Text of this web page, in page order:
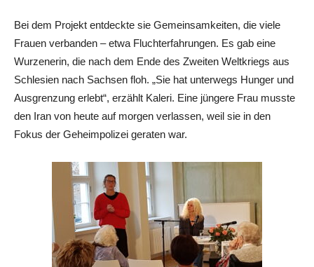
Bei dem Projekt entdeckte sie Gemeinsamkeiten, die viele
Frauen verbanden – etwa Fluchterfahrungen. Es gab eine
Wurzenerin, die nach dem Ende des Zweiten Weltkriegs aus
Schlesien nach Sachsen floh. „Sie hat unterwegs Hunger und
Ausgrenzung erlebt“, erzählt Kaleri. Eine jüngere Frau musste
den Iran von heute auf morgen verlassen, weil sie in den
Fokus der Geheimpolizei geraten war.